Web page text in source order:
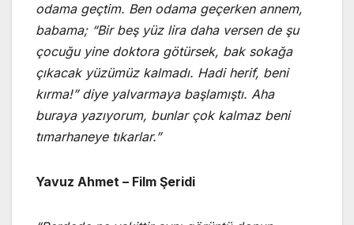
odama geçtim. Ben odama geçerken annem,
babama; “Bir beş yüz lira daha versen de şu
çocuğu yine doktora götürsek, bak sokağa
çıkacak yüzümüz kalmadı. Hadi herif, beni
kırma!” diye yalvarmaya başlamıştı. Aha
buraya yazıyorum, bunlar çok kalmaz beni
tımarhaneye tıkarlar.”
Yavuz Ahmet – Film Şeridi